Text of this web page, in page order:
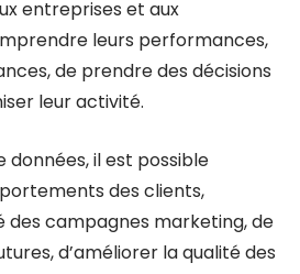
entreprises et aux
leurs performances,
de prendre des décisions
leur activité.
données, il est possible
des clients,
des campagnes marketing, de
d’améliorer la qualité des